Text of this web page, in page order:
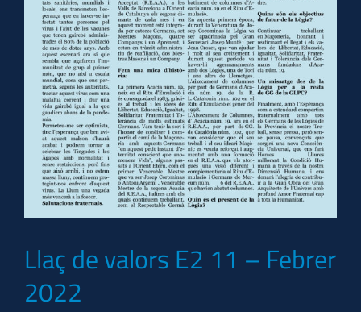
Llaç de valors E2 11 – Febrer
2022